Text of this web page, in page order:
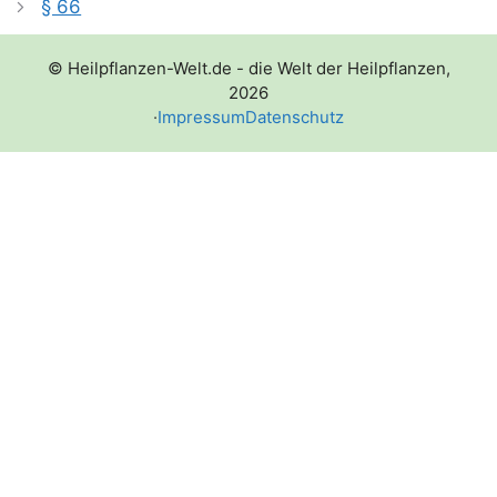
§ 66
© Heilpflanzen-Welt.de - die Welt der Heilpflanzen,
2026
·ImpressumDatenschutz